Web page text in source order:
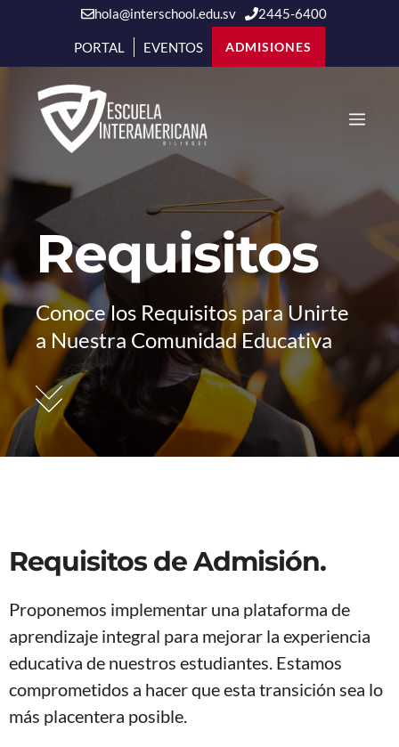
hola@interschool.edu.sv 2445-6400
PORTAL EVENTOS ADMISIONES
contenido
Requisitos
Conoce los Requisitos para Unirte
a Nuestra Comunidad Educativa
Requisitos de Admisión.
Proponemos implementar una plataforma de
aprendizaje integral para mejorar la experiencia
educativa de nuestros estudiantes. Estamos
comprometidos a hacer que esta transición sea lo
más placentera posible.